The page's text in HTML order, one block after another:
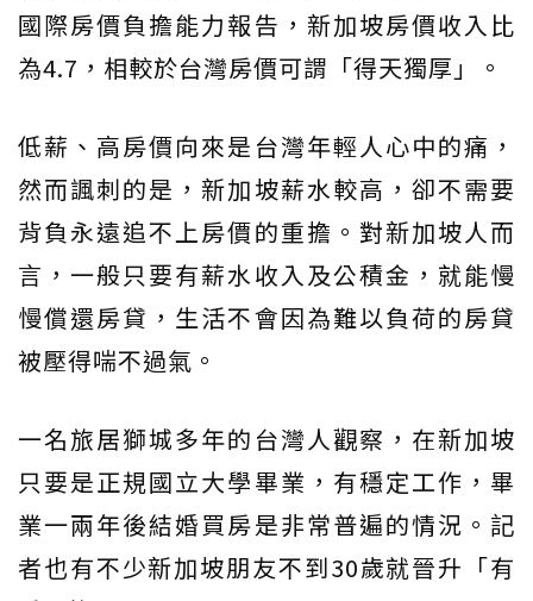
國際房價負擔能力報告，新加坡房價收入比
為4.7，相較於台灣房價可謂「得天獨厚」。
低薪、高房價向來是台灣年輕人心中的痛，
然而諷刺的是，新加坡薪水較高，卻不需要
背負永遠追不上房價的重擔。對新加坡人而
言，一般只要有薪水收入及公積金，就能慢
慢償還房貸，生活不會因為難以負荷的房貸
被壓得喘不過氣。
一名旅居獅城多年的台灣人觀察，在新加坡
只要是正規國立大學畢業，有穩定工作，畢
業一兩年後結婚買房是非常普遍的情況。記
者也有不少新加坡朋友不到30歲就晉升「有